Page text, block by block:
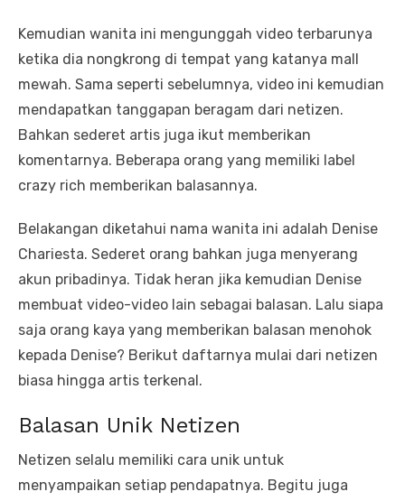
Kemudian wanita ini mengunggah video terbarunya
ketika dia nongkrong di tempat yang katanya mall
mewah. Sama seperti sebelumnya, video ini kemudian
mendapatkan tanggapan beragam dari netizen.
Bahkan sederet artis juga ikut memberikan
komentarnya. Beberapa orang yang memiliki label
crazy rich memberikan balasannya.
Belakangan diketahui nama wanita ini adalah Denise
Chariesta. Sederet orang bahkan juga menyerang
akun pribadinya. Tidak heran jika kemudian Denise
membuat video-video lain sebagai balasan. Lalu siapa
saja orang kaya yang memberikan balasan menohok
kepada Denise? Berikut daftarnya mulai dari netizen
biasa hingga artis terkenal.
Balasan Unik Netizen
Netizen selalu memiliki cara unik untuk
menyampaikan setiap pendapatnya. Begitu juga